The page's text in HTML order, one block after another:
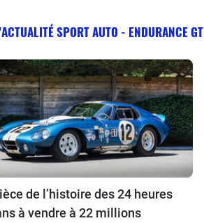
SPORT AUTO - ENDURANCE GT
de l’histoire des 24 heures
à vendre à 22 millions